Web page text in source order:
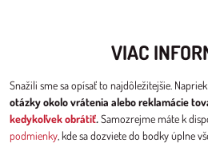
VIAC
Snažili sme sa opísať to najdôležitejšie.
otázky okolo vrátenia alebo reklamácie
kedykoľvek obrátiť.Samozrejme máte k
podmienky , kde sa dozviete do bodky úplne